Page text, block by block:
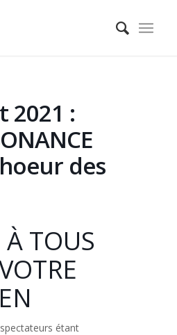
2021 :
des
TOUS
étant